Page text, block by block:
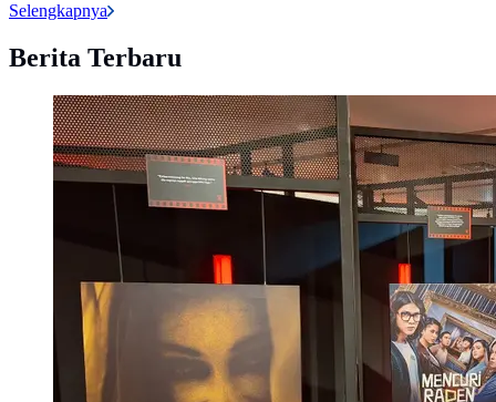
Selengkapnya
Berita Terbaru